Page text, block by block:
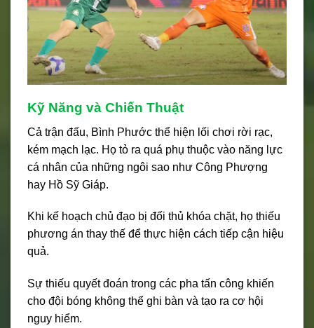
Kỹ Năng và Chiến Thuật
Cả trận đấu, Bình Phước thể hiện lối chơi rời rạc,
kém mạch lạc. Họ tỏ ra quá phụ thuộc vào năng lực
cá nhân của những ngôi sao như Công Phượng
hay Hồ Sỹ Giáp.
Khi kế hoạch chủ đạo bị đối thủ khóa chặt, họ thiếu
phương án thay thế để thực hiện cách tiếp cận hiệu
quả.
Sự thiếu quyết đoán trong các pha tấn công khiến
cho đội bóng không thể ghi bàn và tạo ra cơ hội
nguy hiểm.